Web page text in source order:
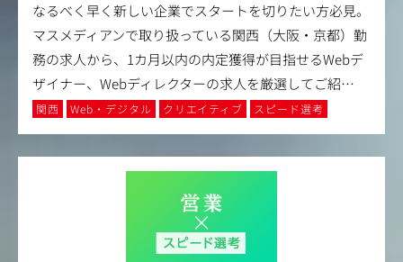
なるべく早く新しい企業でスタートを切りたい方必見。
マスメディアンで取り扱っている関西（大阪・京都）勤
務の求人から、1カ月以内の内定獲得が目指せるWebデ
ザイナー、Webディレクターの求人を厳選してご紹…
関西 Web・デジタル クリエイティブ スピード選考